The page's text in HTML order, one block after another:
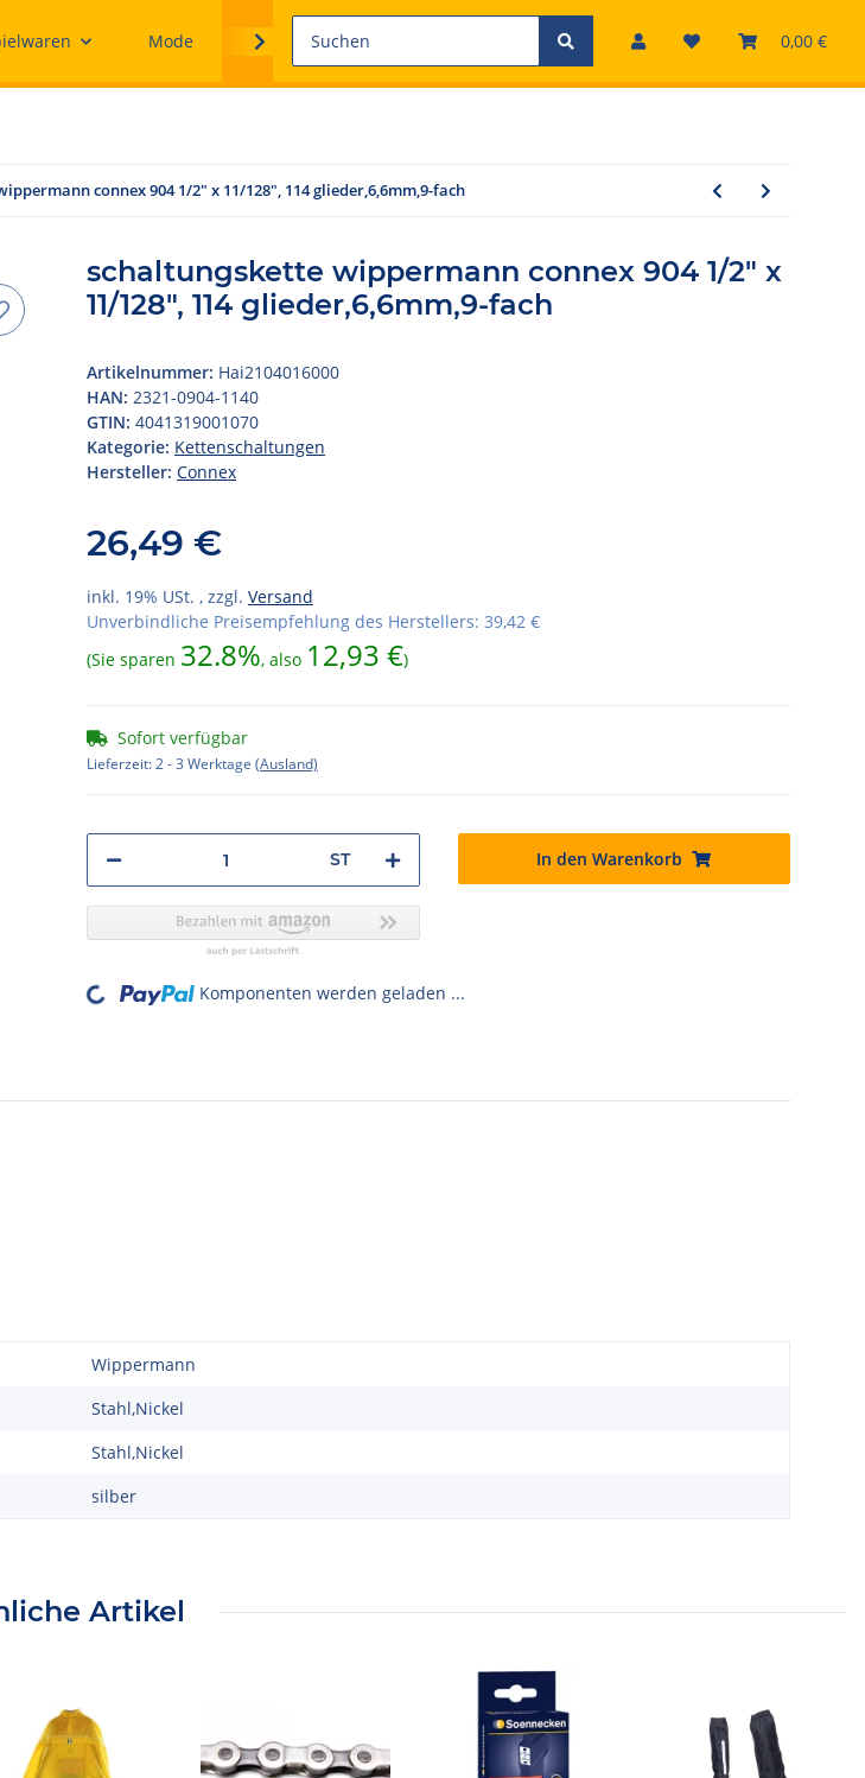
0,00 €
Mode Ersatzteile
connex 904 1/2" x 11/128", 114 glieder,6,6mm,9-fach
schaltungskette wippermann connex 904 1/2" x
11/128", 114 glieder,6,6mm,9-fach
Artikelnummer: Hai2104016000
HAN: 2321-0904-1140
GTIN: 4041319001070
Kategorie: Kettenschaltungen
Hersteller: Connex
26,49 €
inkl. 19% USt. , zzgl. Versand
Unverbindliche Preisempfehlung des Herstellers: 39,42 €
(Sie sparen 32.8%, also 12,93 €)
Sofort verfügbar
Lieferzeit:2 - 3 Werktage (Ausland)
ST In den Warenkorb
Loading... Komponenten werden geladen ...
Wippermann
Stahl,Nickel
Stahl,Nickel
silber
Artikel